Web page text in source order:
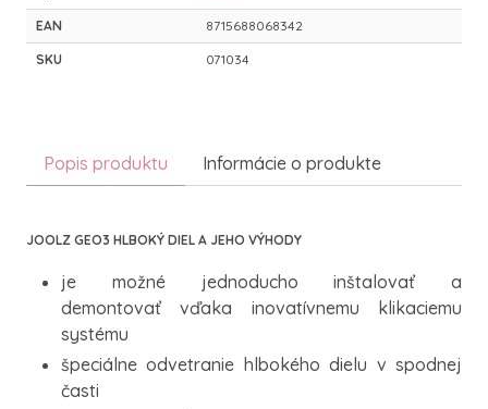
EAN 8715688068342
SKU 071034
Popis produktu Informácie o produkte
JOOLZ GEO3 HLBOKÝ DIEL A JEHO VÝHODY
je možné jednoducho inštalovať a
demontovať vďaka inovatívnemu klikaciemu
systému
špeciálne odvetranie hlbokého dielu v spodnej
časti